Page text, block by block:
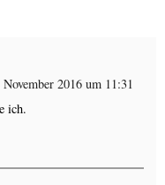
November 2016 um 11:31
ich.